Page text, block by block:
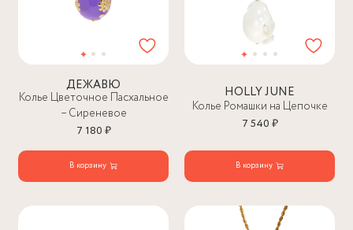
ДЕЖАВЮ
Колье Цветочное Пасхальное
– Сиреневое
7 180 ₽
В корзину
HOLLY JUNE
Колье Ромашки на Цепочке
7 540 ₽
В корзину